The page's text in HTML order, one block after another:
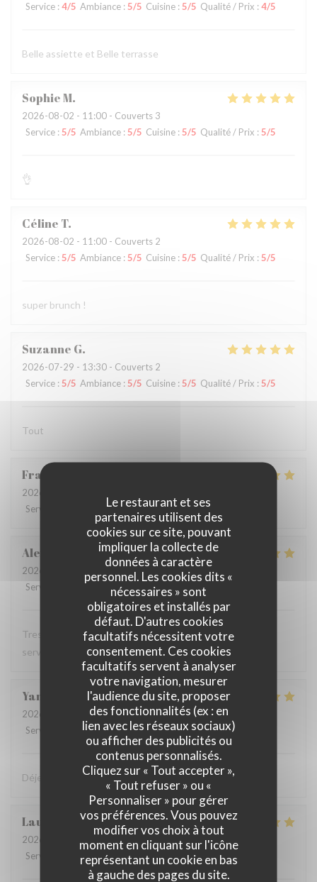
Le restaurant et ses
partenaires utilisent des
cookies sur ce site, pouvant
impliquer la collecte de
données à caractère
personnel. Les cookies dits «
nécessaires » sont
obligatoires et installés par
défaut. D'autres cookies
facultatifs nécessitent votre
consentement. Ces cookies
facultatifs servent à analyser
votre navigation, mesurer
l'audience du site, proposer
des fonctionnalités (ex : en
lien avec les réseaux sociaux)
ou afficher des publicités ou
contenus personnalisés.
Cliquez sur « Tout accepter »,
« Tout refuser » ou «
Personnaliser » pour gérer
vos préférences. Vous pouvez
modifier vos choix à tout
moment en cliquant sur l'icône
représentant un cookie en bas
à gauche des pages du site.
Service : 4/5 Ambiance : 5/5 Cuisine : 5/5 Qualité / Prix : 4/5
Belle assiette et Belle terrasse
SophieM
2026-08-02 - 11:00 - Couverts 3
Service : 5/5 Ambiance : 5/5 Cuisine : 5/5 Qualité / Prix : 5/5
👌
Céline T
2026-08-02 - 11:00 - Couverts 2
Service : 5/5 Ambiance : 5/5 Cuisine : 5/5 Qualité / Prix :5/5
super brunch !
Suzanne G
2026-07-29 - 13:30 - Couverts 2
Service : 5/5 Ambiance : 5/5 Cuisine : 5/5 Qualité / Prix : 5/5
Tout
Francoise
2026-07-28
Service
Ambiance : 5/5 Cuisine: 5/5 Qualité / Prix
Alexandra
2026-07-28
- 12:00 - Couverts 1
Service
Ambiance: Cuisine Qualité / Prix
Tres bon restaurant, excellente cuisine et serveuse et
serveur au top
Yann
2026-07-28
- 12:15 - Couverts 2
Service
Ambiance: 5/5 Cuisine: 5/5 Qualité / Prix
Déjeuner très sympa et très bon dans la cour intérieure
Laurent
2026-07-27
- 12:15 - Couverts 2
Service
Ambiance:5/5 Cuisine: 5/5 Qualité / Prix